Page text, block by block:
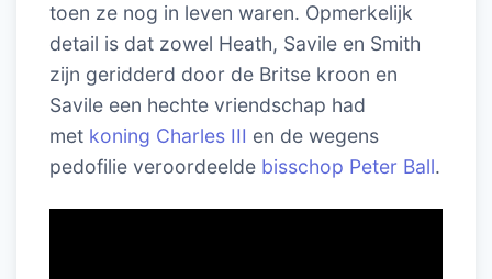
toen ze nog in leven waren. Opmerkelijk
detail is dat zowel Heath, Savile en Smith
zijn geridderd door de Britse kroon en
Savile een hechte vriendschap had
met koning Charles III en de wegens
pedofilie veroordeelde bisschop Peter Ball.